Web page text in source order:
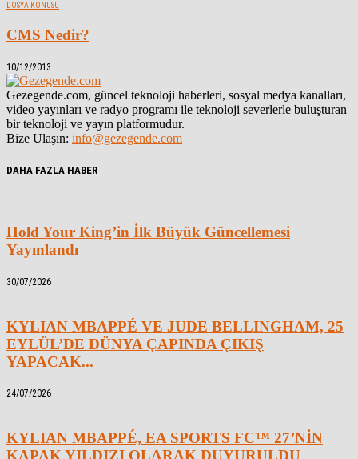
DOSYA KONUSU
CMS Nedir?
10/12/2013
Gezegende.com, güncel teknoloji haberleri, sosyal medya kanalları,
video yayınları ve radyo programı ile teknoloji severlerle buluşturan
bir teknoloji ve yayın platformudur.
Bize Ulaşın: info@gezegende.com
DAHA FAZLA HABER
Hold Your King’in İlk Büyük Güncellemesi
Yayınlandı
30/07/2026
KYLIAN MBAPPÉ VE JUDE BELLINGHAM, 25
EYLÜL’DE DÜNYA ÇAPINDA ÇIKIŞ
YAPACAK...
24/07/2026
KYLIAN MBAPPÉ, EA SPORTS FC™ 27’NİN
KAPAK YILDIZI OLARAK DUYURULDU